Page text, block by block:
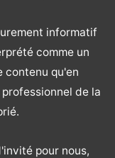
informatif
comme un
contenu qu'en
de la
pour nous,